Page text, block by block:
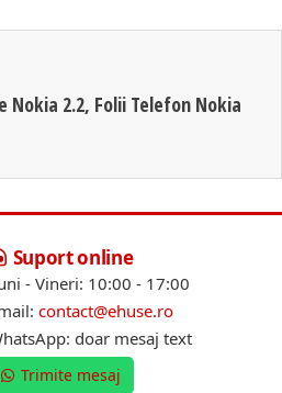
Nokia 2.2, Folii Telefon Nokia
Suport online
- Vineri: 10:00 - 17:00
contact@ehuse.ro
doar mesaj text
Trimite mesaj